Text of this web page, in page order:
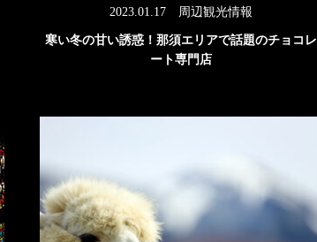
2023.01.17 周辺観光情報
寒い冬の甘い誘惑！那須エリアで話題のチョコレ
ート専門店